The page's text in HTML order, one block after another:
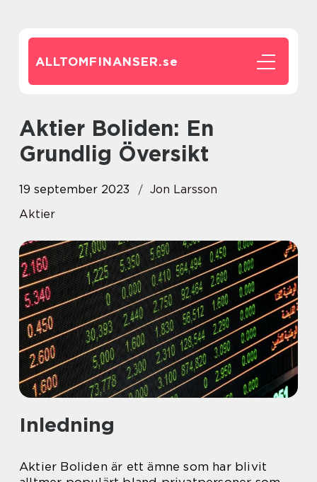
ALLTOMFINANSER.se
Aktier Boliden: En
Grundlig Översikt
19 september 2023
Jon Larsson
Aktier
Inledning
Aktier Boliden är ett ämne som har blivit